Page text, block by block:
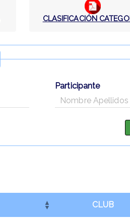
CLASIFICACIÓN
Participante
CLUB